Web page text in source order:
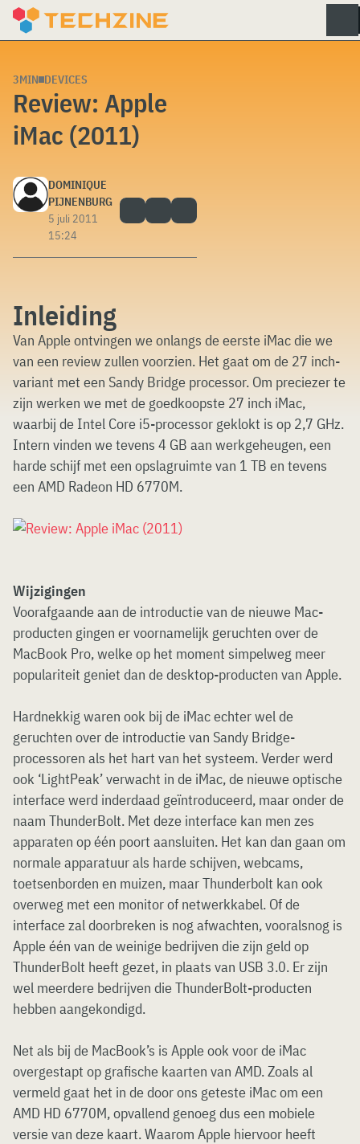
Skip
3MIN DEVICES
Review: Apple
iMac (2011)
DOMINIQUE
PIJNENBURG
5 juli 2011
15:24
Inleiding
Van Apple ontvingen we onlangs de eerste iMac die we
van een review zullen voorzien. Het gaat om de 27 inch-
variant met een Sandy Bridge processor. Om preciezer te
zijn werken we met de goedkoopste 27 inch iMac,
waarbij de Intel Core i5-processor geklokt is op 2,7 GHz.
Intern vinden we tevens 4 GB aan werkgeheugen, een
harde schijf met een opslagruimte van 1 TB en tevens
een AMD Radeon HD 6770M.
Wijzigingen
Voorafgaande aan de introductie van de nieuwe Mac-
producten gingen er voornamelijk geruchten over de
MacBook Pro, welke op het moment simpelweg meer
populariteit geniet dan de desktop-producten van Apple.
Hardnekkig waren ook bij de iMac echter wel de
geruchten over de introductie van Sandy Bridge-
processoren als het hart van het systeem. Verder werd
ook ‘LightPeak’ verwacht in de iMac, de nieuwe optische
interface werd inderdaad geïntroduceerd, maar onder de
naam ThunderBolt. Met deze interface kan men zes
apparaten op één poort aansluiten. Het kan dan gaan om
normale apparatuur als harde schijven, webcams,
toetsenborden en muizen, maar Thunderbolt kan ook
overweg met een monitor of netwerkkabel. Of de
interface zal doorbreken is nog afwachten, vooralsnog is
Apple één van de weinige bedrijven die zijn geld op
ThunderBolt heeft gezet, in plaats van USB 3.0. Er zijn
wel meerdere bedrijven die ThunderBolt-producten
hebben aangekondigd.
Net als bij de MacBook’s is Apple ook voor de iMac
overgestapt op grafische kaarten van AMD. Zoals al
vermeld gaat het in de door ons geteste iMac om een
AMD HD 6770M, opvallend genoeg dus een mobiele
versie van deze kaart. Waarom Apple hiervoor heeft